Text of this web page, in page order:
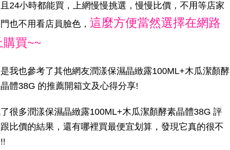
24小時都能買，上網慢慢挑選，慢慢比價，不用等店家
也不用看店員臉色， 這麼方便當然選擇在網路
購買~~
我也參考了其他網友潤漾保濕晶緻露100ML+木瓜潔顏酵
體38G 的推薦開箱文及心得分享!
很多潤漾保濕晶緻露100ML+木瓜潔顏酵素晶體38G 評
比價的結果，還有哪裡買最便宜划算，發現它真的很不